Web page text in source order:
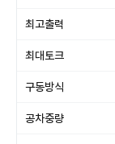
최고출력
최대토크
구동방식
공차중량